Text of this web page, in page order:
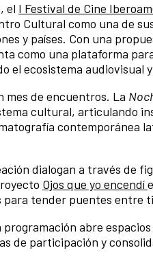
el I Festival de Cine
Cultural como una de
y países. Con una
como una plataforma
el ecosistema audiovisual
mes de encuentros. La
cultural, articulando
contemporánea
dialogan a través de
Ojos que yo encendí
tender puentes entre
programación abre
de participación y